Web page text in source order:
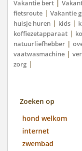
Vakantie bert |
fietsroute | Vakantie
huisje huren | kids |
koffiezetapparaat |
natuurliefhebber |
vaatwasmachine |
zorg |
Zoeken op
hond welkom
internet
zwembad